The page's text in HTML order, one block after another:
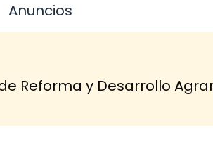
Anuncios
Reforma y Desarrollo